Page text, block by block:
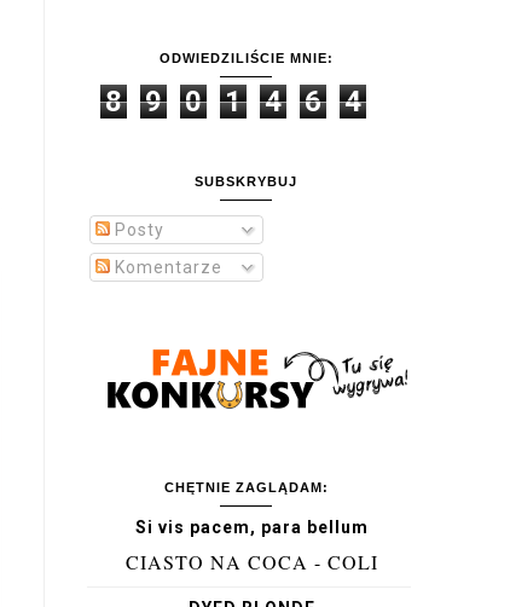
ODWIEDZILIŚCIE MNIE:
8 9 0 1 4 6 4
SUBSKRYBUJ
Posty
Komentarze
CHĘTNIE ZAGLĄDAM:
Si vis pacem, para bellum
CIASTO NA COCA - COLI